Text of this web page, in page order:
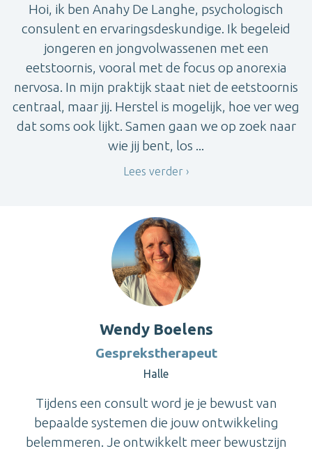
Hoi, ik ben Anahy De Langhe, psychologisch
consulent en ervaringsdeskundige. Ik begeleid
jongeren en jongvolwassenen met een
eetstoornis, vooral met de focus op anorexia
nervosa. In mijn praktijk staat niet de eetstoornis
centraal, maar jij. Herstel is mogelijk, hoe ver weg
dat soms ook lijkt. Samen gaan we op zoek naar
wie jij bent, los ...
Lees verder
Wendy Boelens
Gesprekstherapeut
Halle
Tijdens een consult word je je bewust van
bepaalde systemen die jouw ontwikkeling
belemmeren. Je ontwikkelt meer bewustzijn